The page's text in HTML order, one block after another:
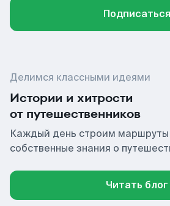
Подписаться
Делимся классными идеями
Истории и хитрости
от путешественников
Каждый день строим маршруты
собственные знания о
Читать блог